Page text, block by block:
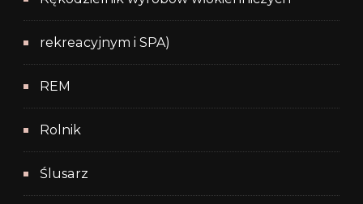
rekreacyjnym i SPA)
REM
Rolnik
Ślusarz